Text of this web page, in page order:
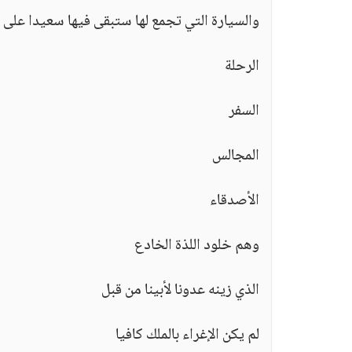
والسيارة التي تجمع لها ستبقى فيها سعيدا على
الرحلة
السفر
المجالس
الأصدقاء
وهم خلود اللذة الخادع
الذي زينه عدونا لأبينا من قبل
لم يكن الإغراء بالملك كافيا